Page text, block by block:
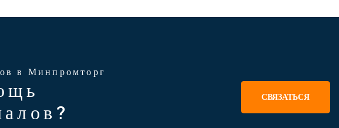
в Минпромторг
СВЯЗАТЬСЯ